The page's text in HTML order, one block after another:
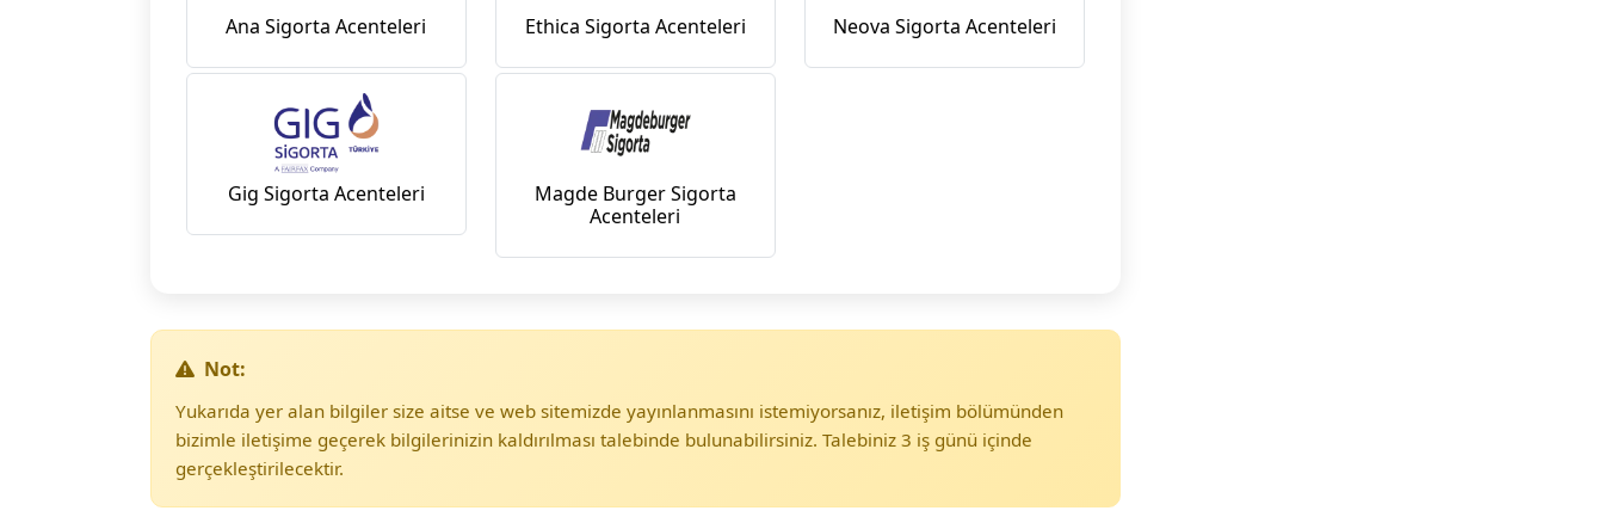
Ana Sigorta Acenteleri Ethica Sigorta Acenteleri Neova Sigorta Acenteleri
Gig Sigorta Acenteleri
Magde Burger Sigorta
Acenteleri
Not:
Yukarıda yer alan bilgiler size aitse ve web sitemizde yayınlanmasını istemiyorsanız, iletişim bölümünden
bizimle iletişime geçerek bilgilerinizin kaldırılması talebinde bulunabilirsiniz. Talebiniz 3 iş günü içinde
gerçekleştirilecektir.